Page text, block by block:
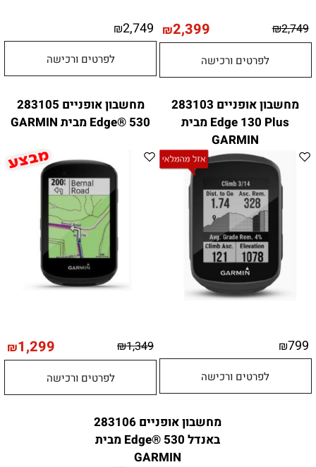
₪2,749
₪2,399
לפרטים ורכישה
₪2,749
לפרטים ורכישה
מחשבון אופניים 283103
Edge 130 Plus מבית
GARMIN
₪799
לפרטים ורכישה
מחשבון אופניים 283105
Edge® 530 מבית GARMIN
₪1,349
₪1,299
לפרטים ורכישה
מחשבון אופניים 283106
באנדל Edge® 530 מבית
GARMIN